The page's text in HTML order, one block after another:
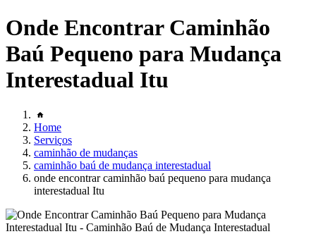
Onde Encontrar Caminhão
Baú Pequeno para Mudança
Interestadual Itu
Home
Serviços
caminhão de mudanças
caminhão baú de mudança interestadual
onde encontrar caminhão baú pequeno para mudança
interestadual Itu